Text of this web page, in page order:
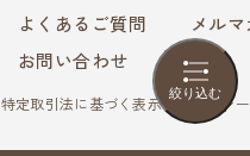
絞り込む
よくあるご質問
メル
お問い合わせ
特定取引法に基づく表示プライバシ